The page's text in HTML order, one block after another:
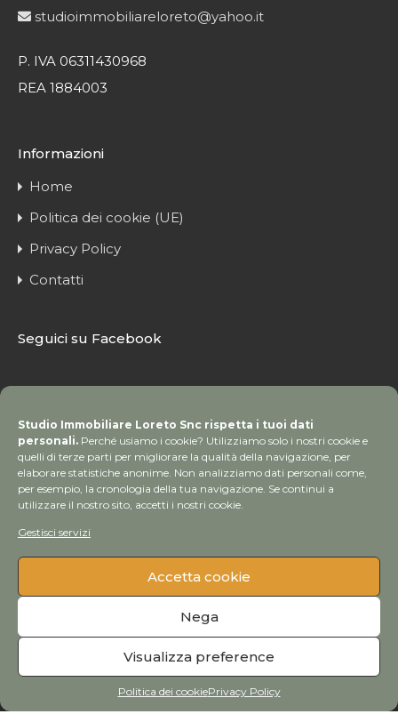
Studio Immobiliare Loreto Snc rispetta i tuoi dati
personali. Perché usiamo i cookie? Utilizziamo solo i nostri cookie e
quelli di terze parti per migliorare la qualità della navigazione, per
elaborare statistiche anonime. Non analizziamo dati personali come,
per esempio, la cronologia della tua navigazione. Se continui a
utilizzare il nostro sito, accetti i nostri cookie.
Gestisci servizi
Accetta cookie
Nega
Visualizza preference
Politica dei cookiePrivacy Policy
studioimmobiliareloreto@yahoo.it
P. IVA 06311430968
REA 1884003
Informazioni
Home
Politica dei cookie (UE)
Privacy Policy
Contatti
Seguici su Facebook
© Copyright 2020 Studio Immobiliare Loreto | Tutti i
diritti sono riservati
Credits